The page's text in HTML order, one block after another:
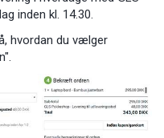
inden kl. 14.30.
hvordan du vælger